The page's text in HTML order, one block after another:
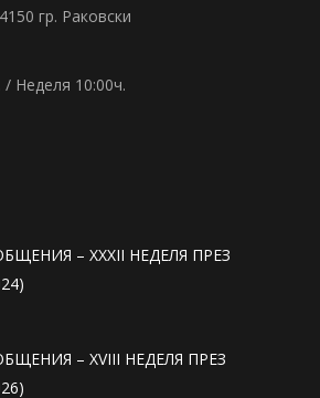
гр. Раковски
/ Неделя 10:00ч.
– XXXII НЕДЕЛЯ ПРЕЗ
– XVIII НЕДЕЛЯ ПРЕЗ